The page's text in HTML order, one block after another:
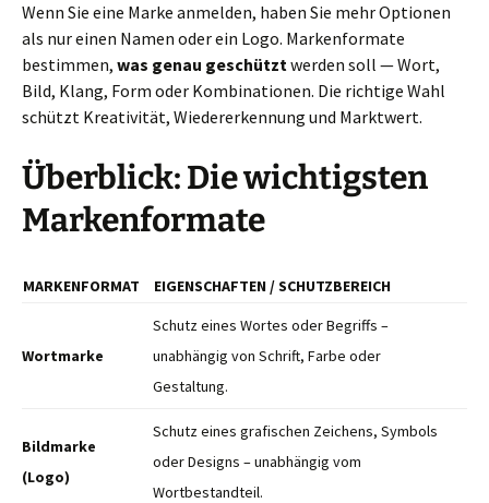
Wenn Sie eine Marke anmelden, haben Sie mehr Optionen
als nur einen Namen oder ein Logo. Markenformate
bestimmen, was genau geschütztwerden soll — Wort,
Bild, Klang, Form oder Kombinationen. Die richtige Wahl
schützt Kreativität, Wiedererkennung und Marktwert.
Überblick: Die wichtigsten
Markenformate
MARKENFORMAT EIGENSCHAFTEN / SCHUTZBEREICH
Wortmarke
Schutz eines Wortes oder Begriffs –
unabhängig von Schrift, Farbe oder
Gestaltung.
Bildmarke
(Logo)
Schutz eines grafischen Zeichens, Symbols
oder Designs – unabhängig vom
Wortbestandteil.